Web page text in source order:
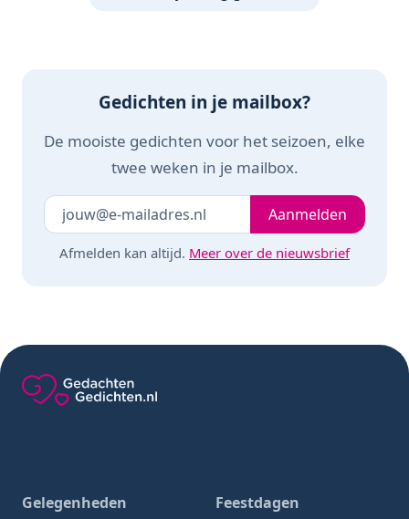
Gedichten in je mailbox?
De mooiste gedichten voor het seizoen, elke
twee weken in je mailbox.
Laat dit veld leeg Je e-mailadresAanmelden
Afmelden kan altijd. Meer over de nieuwsbrief
Gelegenheden
Feestdagen